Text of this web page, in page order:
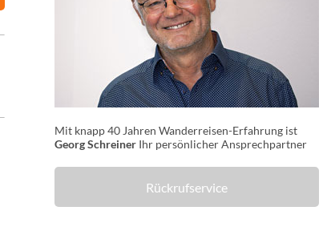
Mit knapp 40 Jahren Wanderreisen-Erfahrung ist
Georg Schreiner Ihr persönlicher Ansprechpartner
Rückrufservice